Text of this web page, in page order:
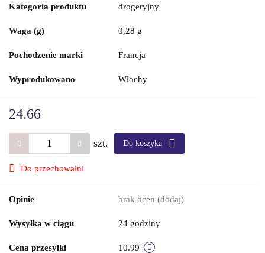
Kategoria produktu drogeryjny
Waga (g) 0,28 g
Pochodzenie marki Francja
Wyprodukowano Włochy
24.66
szt. Do koszyka
Do przechowalni
Opinie brak ocen (dodaj)
Wysyłka w ciągu 24 godziny
Cena przesyłki 10.99